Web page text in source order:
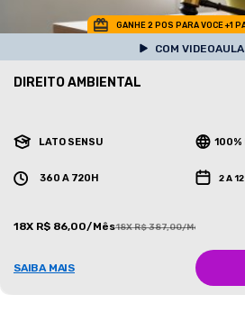
GANHE 2 POS PARA VOCE +1
COM
DIREITO AMBIENTAL
LATO SENSU 100%
360 A 720H 2 A
18X R$ 86,00/Mês18X R$ 387,00/Mês
SAIBA MAIS